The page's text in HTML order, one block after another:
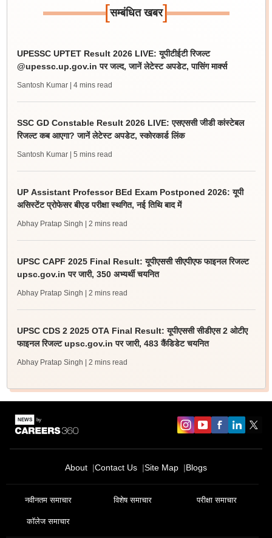
[सम्बंधित खबर]
UPESSC UPTET Result 2026 LIVE: यूपीटीईटी रिजल्ट
@upessc.up.gov.in पर जल्द, जानें लेटेस्ट अपडेट, पासिंग मार्क्स
Santosh Kumar | 4 mins read
SSC GD Constable Result 2026 LIVE: एसएससी जीडी कांस्टेबल
रिजल्ट कब आएगा? जानें लेटेस्ट अपडेट, स्कोरकार्ड लिंक
Santosh Kumar | 5 mins read
UP Assistant Professor BEd Exam Postponed 2026: यूपी
असिस्टेंट प्रोफेसर बीएड परीक्षा स्थगित, नई तिथि बाद में
Abhay Pratap Singh | 2 mins read
UPSC CAPF 2025 Final Result: यूपीएससी सीएपीएफ फाइनल रिजल्ट
upsc.gov.in पर जारी, 350 अभ्यर्थी चयनित
Abhay Pratap Singh | 2 mins read
UPSC CDS 2 2025 OTA Final Result: यूपीएससी सीडीएस 2 ओटीए
फाइनल रिजल्ट upsc.gov.in पर जारी, 483 कैंडिडेट चयनित
Abhay Pratap Singh | 2 mins read
About Contact Us Site Map Blogs
नवीनतम समाचार विशेष समाचार परीक्षा समाचार
कॉलेज समाचार